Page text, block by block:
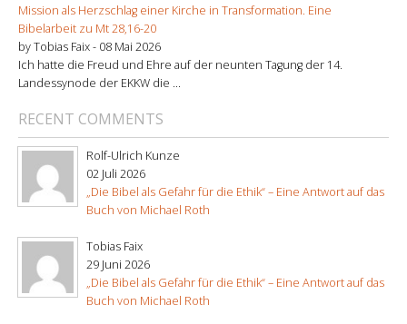
Mission als Herzschlag einer Kirche in Transformation. Eine
Bibelarbeit zu Mt 28,16-20
by Tobias Faix - 08 Mai 2026
Ich hatte die Freud und Ehre auf der neunten Tagung der 14.
Landessynode der EKKW die ...
RECENT COMMENTS
Rolf-Ulrich Kunze
02 Juli 2026
„Die Bibel als Gefahr für die Ethik“ – Eine Antwort auf das
Buch von Michael Roth
Tobias Faix
29 Juni 2026
„Die Bibel als Gefahr für die Ethik“ – Eine Antwort auf das
Buch von Michael Roth